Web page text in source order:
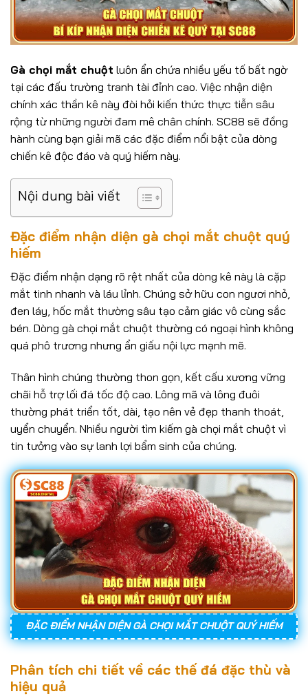
Gà chọi mắt chuột luôn ẩn chứa nhiều yếu tố bất ngờ
tại các đấu trường tranh tài đỉnh cao. Việc nhận diện
chính xác thần kê này đòi hỏi kiến thức thực tiễn sâu
rộng từ những người đam mê chân chính. SC88 sẽ đồng
hành cùng bạn giải mã các đặc điểm nổi bật của dòng
chiến kê độc đáo và quý hiếm này.
Nội dung bài viết
Đặc điểm nhận diện gà chọi mắt chuột quý
hiếm
Đặc điểm nhận dạng rõ rệt nhất của dòng kê này là cặp
mắt tinh nhanh và láu lỉnh. Chúng sở hữu con ngươi nhỏ,
đen láy, hốc mắt thường sâu tạo cảm giác vô cùng sắc
bén. Dòng gà chọi mắt chuột thường có ngoại hình không
quá phô trương nhưng ẩn giấu nội lực mạnh mẽ.
Thân hình chúng thường thon gọn, kết cấu xương vững
chãi hỗ trợ lối đá tốc độ cao. Lông mã và lông đuôi
thường phát triển tốt, dài, tạo nên vẻ đẹp thanh thoát,
uyển chuyển. Nhiều người tìm kiếm gà chọi mắt chuột vì
tin tưởng vào sự lanh lợi bẩm sinh của chúng.
ĐẶC ĐIỂM NHẬN DIỆN GÀ CHỌI MẮT CHUỘT QUÝ HIẾM
Phân tích chi tiết về các thế đá đặc thù và
hiệu quả